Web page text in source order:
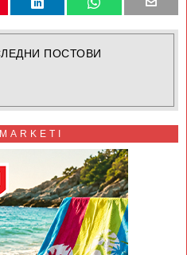
ПОСТОВИ